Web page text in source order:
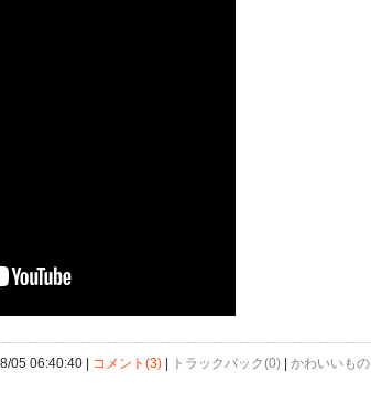
05 06:40:40 | コメント(3) トラックバック(0) かわいいもの